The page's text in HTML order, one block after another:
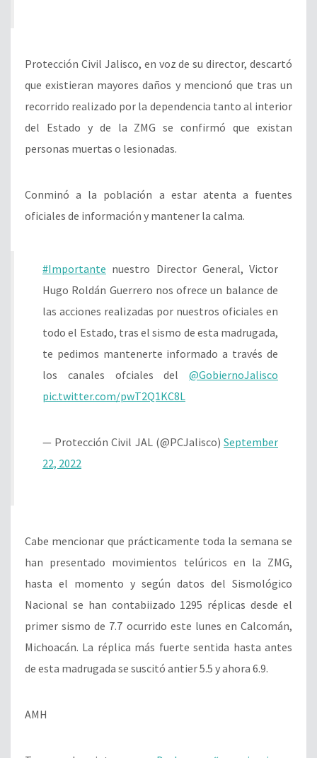
Protección Civil Jalisco, en voz de su director, descartó
que existieran mayores daños y mencionó que tras un
recorrido realizado por la dependencia tanto al interior
del Estado y de la ZMG se confirmó que existan
personas muertas o lesionadas.
Conminó a la población a estar atenta a fuentes
oficiales de información y mantener la calma.
#Importante nuestro Director General, Victor
Hugo Roldán Guerrero nos ofrece un balance de
las acciones realizadas por nuestros oficiales en
todo el Estado, tras el sismo de esta madrugada,
te pedimos mantenerte informado a través de
los canales ofciales del @GobiernoJalisco
pic.twitter.com/pwT2Q1KC8L
— Protección Civil JAL (@PCJalisco) September
22, 2022
Cabe mencionar que prácticamente toda la semana se
han presentado movimientos telúricos en la ZMG,
hasta el momento y según datos del Sismológico
Nacional se han contabiizado 1295 réplicas desde el
primer sismo de 7.7 ocurrido este lunes en Calcomán,
Michoacán. La réplica más fuerte sentida hasta antes
de esta madrugada se suscitó antier 5.5 y ahora 6.9.
AMH